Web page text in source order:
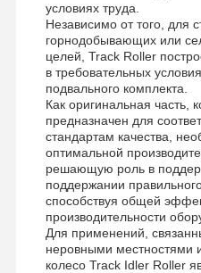
Track Shoe Pad
Регулятор следа
Трековые болты
Прицеп экскаватора
Бутылка экскаватора
Зубы в ведрах
Дозер с режущим краем
условиях труда.
Независимо от того, для
горнодобывающих или
целей, Track Roller
в требовательных
подвального комплекта.
Как оригинальная часть,
предназначен для
стандартам качества,
оптимальной
решающую роль в
поддержании
способствуя общей
производительности
Для применений,
неровными местностями
колесо Track Idler Roller